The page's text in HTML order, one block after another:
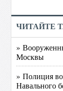
ЧИТАЙТЕ
»
Москвы
» Полиция
Навального